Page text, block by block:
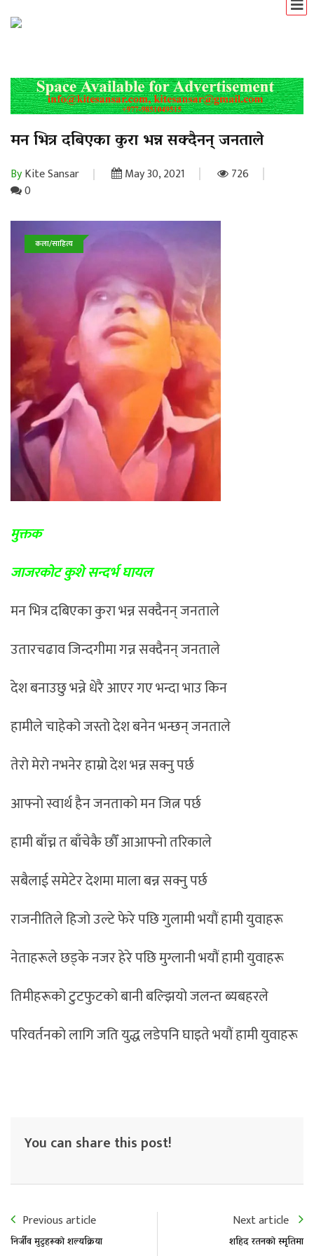
मन भित्र दबिएका कुरा भन्न सक्दैनन् जनताले
ByKite Sansar May 30, 2021
726
0
कला/साहित्य
मुक्तक
जाजरकोट कुशे सन्दर्भ घायल
मन भित्र दबिएका कुरा भन्न सक्दैनन् जनताले
उतारचढाव जिन्दगीमा गन्न सक्दैनन् जनताले
देश बनाउछु भन्ने धेरै आएर गए भन्दा भाउ किन
हामीले चाहेको जस्तो देश बनेन भन्छन् जनताले
तेरो मेरो नभनेर हाम्रो देश भन्न सक्नु पर्छ
आफ्नो स्वार्थ हैन जनताको मन जित्न पर्छ
हामी बाँच्न त बाँचेकै छौँ आआफ्नो तरिकाले
सबैलाई समेटेर देशमा माला बन्न सक्नु पर्छ
राजनीतिले हिजो उल्टे फेरे पछि गुलामी भयौं हामी युवाहरू
नेताहरूले छड्के नजर हेरे पछि मुग्लानी भयौं हामी युवाहरू
तिमीहरूको टुटफुटको बानी बल्झियो जलन्त ब्यबहरले
परिवर्तनको लागि जति युद्ध लडेपनि घाइते भयौं हामी युवाहरू
You can share this post!
Previous article
निर्जीव मुटुहरूकाे शल्यक्रिया
Next article
शहिद रतनकाे स्मृतिमा